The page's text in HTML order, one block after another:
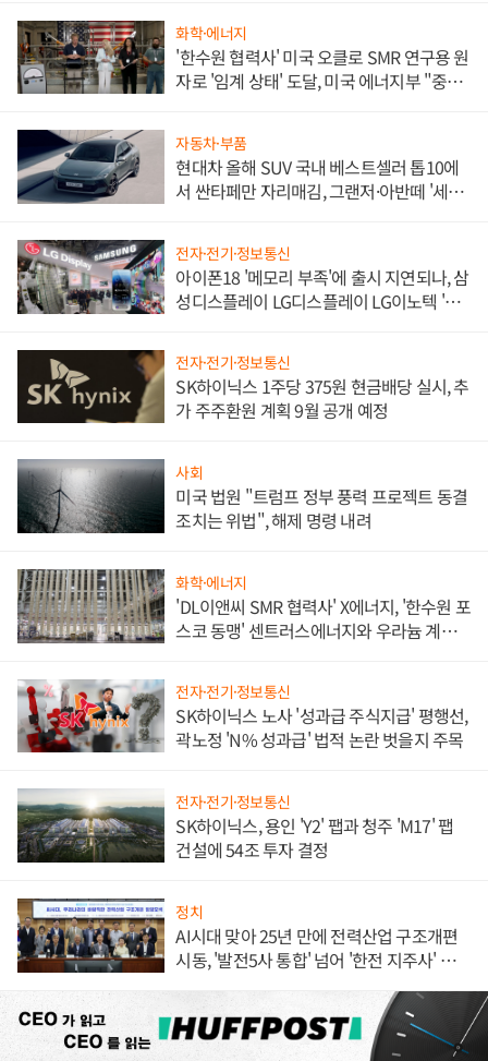
화학·에너지
'한수원 협력사' 미국 오클로 SMR 연구용 원
자로 '임계 상태' 도달, 미국 에너지부 "중요
자동차·부품
현대차 올해 SUV 국내 베스트셀러 톱10에
서 싼타페만 자리매김, 그랜저·아반떼 '세단
전자·전기·정보통신
아이폰18 '메모리 부족'에 출시 지연되나, 삼
성디스플레이 LG디스플레이 LG이노텍 '탈
전자·전기·정보통신
SK하이닉스 1주당 375원 현금배당 실시, 추
가 주주환원 계획 9월 공개 예정
사회
미국 법원 "트럼프 정부 풍력 프로젝트 동결
조치는 위법", 해제 명령 내려
화학·에너지
'DL이앤씨 SMR 협력사' X에너지, '한수원 포
스코 동맹' 센트러스에너지와 우라늄 계약
전자·전기·정보통신
SK하이닉스 노사 '성과급 주식지급' 평행선,
곽노정 'N% 성과급' 법적 논란 벗을지 주목
전자·전기·정보통신
SK하이닉스, 용인 'Y2' 팹과 청주 'M17' 팹
건설에 54조 투자 결정
정치
AI시대 맞아 25년 만에 전력산업 구조개편
시동, '발전5사 통합' 넘어 '한전 지주사' 재편